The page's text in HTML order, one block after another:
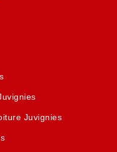
Juvignies